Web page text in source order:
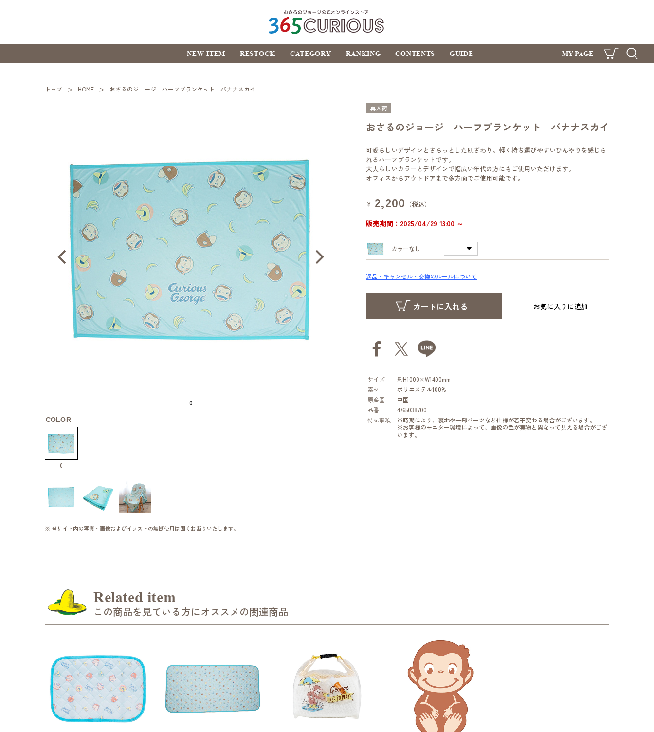
おさるのジョージ公式オ
ンラインストア
NEW ITEM RESTOCK CATEGORY RANKING CONTENTS GUIDE
MY PAGE
CART SEARCH
トップ HOME おさるのジョージ ハーフブランケット バナナスカイ
0
COLOR
0
※ 当サイト内の写真・画像およびイラストの無断使用は固くお断りいたします。
再入荷
おさるのジョージ ハーフブランケット バナナスカイ
可愛らしいデザインとさらっとした肌ざわり。軽く持ち運びやすいひんやりを感じら
れるハーフブランケットです。
大人らしいカラーとデザインで幅広い年代の方にもご使用いただけます。
オフィスからアウトドアまで多方面でご使用可能です。
¥ 2,200 （税込）
販売期間：2025/04/29 13:00 ～
カラーなし
返品・キャンセル・交換のルールについて
お気に入りに追加
サイズ
約H1000×W1400mm
素材
ポリエステル100%
原産国
中国
品番
4765038700
特記事項
※時期により、裏地や一部パーツなど仕様が若干変わる場合がございます。
※お客様のモニター環境によって、画像の色が実物と異なって見える場合がござ
います。
Related item
この商品を見ている方にオススメの関連商品